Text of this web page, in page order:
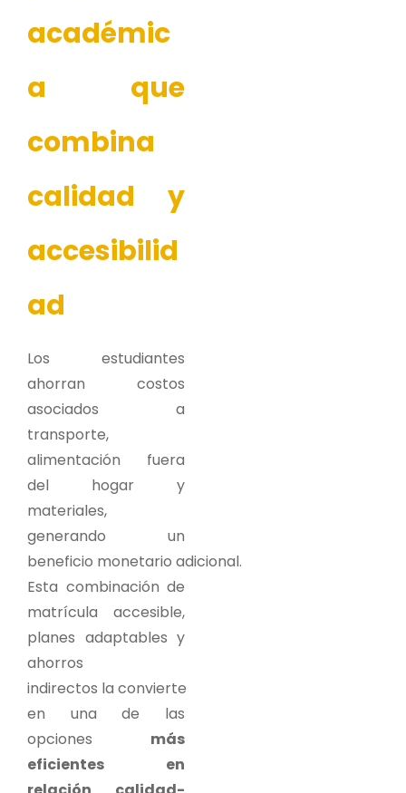
académic
a que
combina
calidad y
accesibilid
ad
Los estudiantes
ahorran costos
asociados a
transporte,
alimentación fuera
del hogar y
materiales,
generando un
beneficio monetario adicional.
Esta combinación de
matrícula accesible,
planes adaptables y
ahorros
indirectos la convierte
en una de las
opciones más
eficientes en